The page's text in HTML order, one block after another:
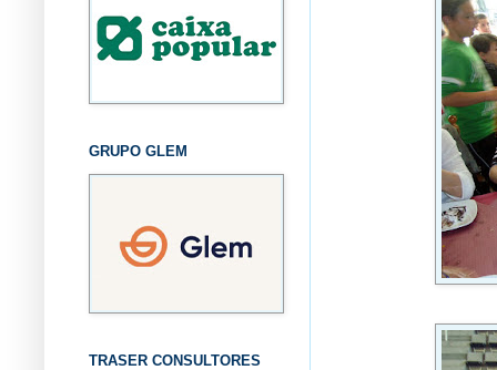
GRUPO GLEM
TRASER CONSULTORES